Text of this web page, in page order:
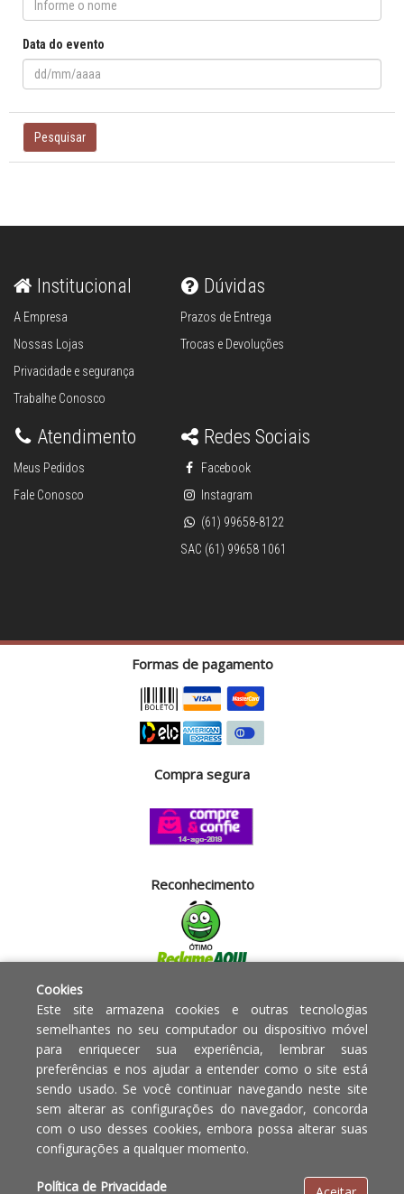
Data do evento
Pesquisar
Institucional
A Empresa
Nossas Lojas
Privacidade e segurança
Trabalhe Conosco
Dúvidas
Prazos de Entrega
Trocas e Devoluções
Atendimento
Meus Pedidos
Fale Conosco
Redes Sociais
Facebook
Instagram
(61) 99658-8122
SAC (61) 99658 1061
Formas de pagamento
Compra segura
Reconhecimento
Powered by:
Copyright © 2010 - 2017 Razão
social Blumenau - RA OBJETOS PARA
O LAR EIRELI CNPJ -
E loja 33 Asa Sul - Brasília-DF - CEP:
Em caso de divergência de
preços, o valor válido é o do
Cookies
Este site armazena cookies e outras tecnologias
semelhantes no seu computador ou dispositivo móvel
para enriquecer sua experiência, lembrar suas
preferências e nos ajudar a entender como o site está
sendo usado. Se você continuar navegando neste site
sem alterar as configurações do navegador, concorda
com o uso desses cookies, embora possa alterar suas
configurações a qualquer momento.
Política de Privacidade